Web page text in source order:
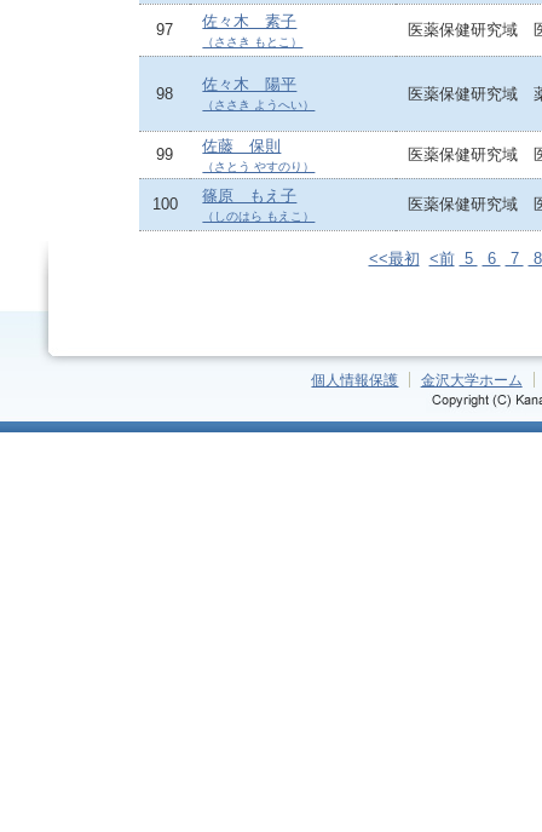
97 佐々木 素子
（ささき もとこ）
医薬保健研究域
98
佐々木 陽平
（ささき ようへい）
医薬保健研究域
99 佐藤 保則
（さとう やすのり）
医薬保健研究域
100 篠原 もえ子
（しのはら もえこ）
医薬保健研究域
<<最初 <前 5 6 7
個人情報保護 金沢大学ホーム